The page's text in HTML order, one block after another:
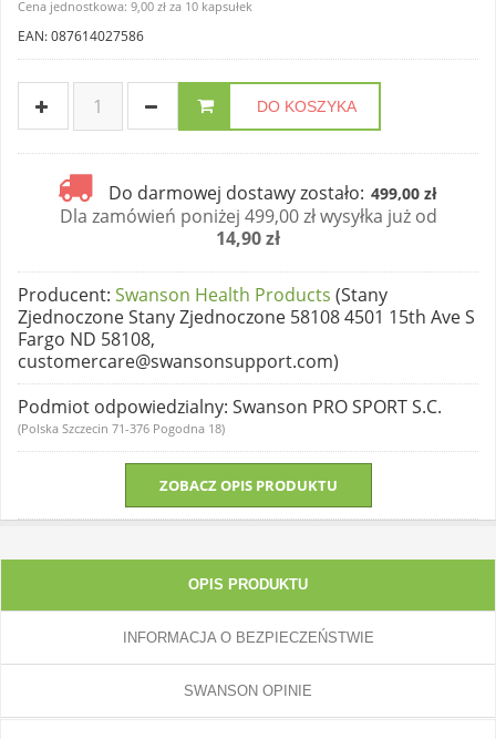
Cena jednostkowa: 9,00 zł za 10 kapsułek
EAN: 087614027586
DO KOSZYKA
Do darmowej dostawy zostało: 499,00 zł
Dla zamówień poniżej 499,00 zł wysyłka już od
14,90 zł
Producent: Swanson Health Products (Stany
Zjednoczone Stany Zjednoczone 58108 4501 15th Ave S
Fargo ND 58108,
customercare@swansonsupport.com)
Podmiot odpowiedzialny: Swanson PRO SPORT S.C.
(Polska Szczecin 71-376 Pogodna 18)
ZOBACZ OPIS PRODUKTU
OPIS PRODUKTU
INFORMACJA O BEZPIECZEŃSTWIE
SWANSON OPINIE